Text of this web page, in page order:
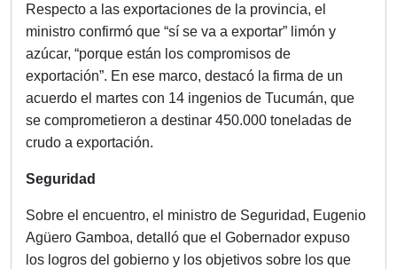
Respecto a las exportaciones de la provincia, el
ministro confirmó que “sí se va a exportar” limón y
azúcar, “porque están los compromisos de
exportación”. En ese marco, destacó la firma de un
acuerdo el martes con 14 ingenios de Tucumán, que
se comprometieron a destinar 450.000 toneladas de
crudo a exportación.
Seguridad
Sobre el encuentro, el ministro de Seguridad, Eugenio
Agüero Gamboa, detalló que el Gobernador expuso
los logros del gobierno y los objetivos sobre los que